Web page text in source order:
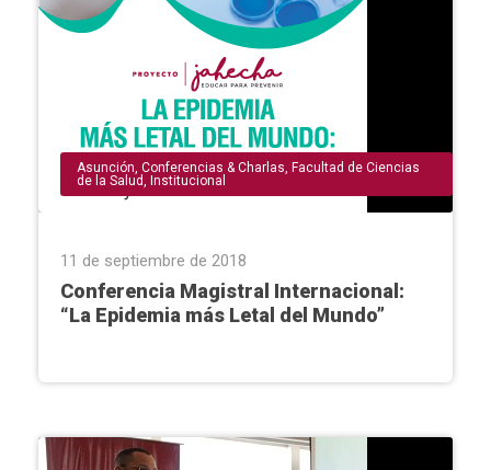
Asunción, Conferencias & Charlas, Facultad de Ciencias
de la Salud, Institucional
11 de septiembre de 2018
Conferencia Magistral Internacional:
“La Epidemia más Letal del Mundo”